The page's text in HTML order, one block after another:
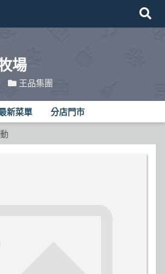
場
王品集團
新菜單 分店門市